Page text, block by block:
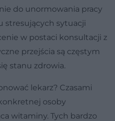
do unormowania pracy
stresujących sytuacji
w postaci konsultacji z
przejścia są częstym
stanu zdrowia.
lekarz? Czasami
osoby
witaminy. Tych bardzo